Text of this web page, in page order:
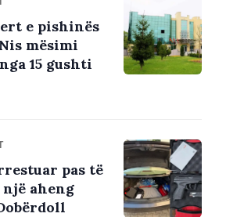
e pishinës
mësimi
15 gushti
pas të
aheng